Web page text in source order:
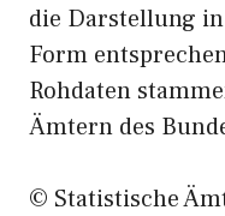
die Darstellung
Form
Rohdaten
Ämtern des
© Statistische